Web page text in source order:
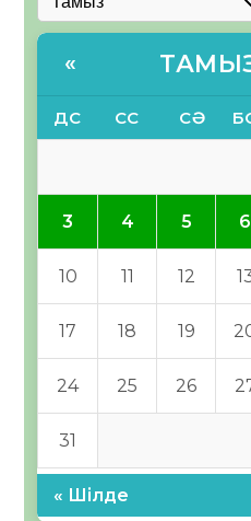
«
ДС СС СӘ
3 4 5 6
10 11 12
17 18 19
24 25 26
31
« Шілде